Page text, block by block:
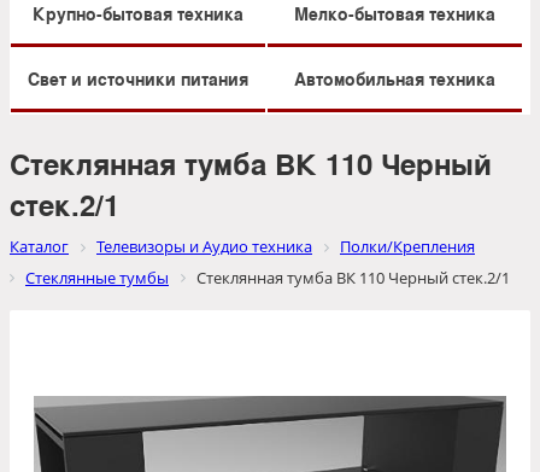
Крупно-бытовая техника Мелко-бытовая техника
Свет и источники питания Автомобильная техника
Стеклянная тумба ВК 110 Черный
стек.2/1
Каталог Телевизоры и Аудио техника
Полки/Крепления
Стеклянные тумбы
Стеклянная тумба ВК 110 Черный стек.2/1